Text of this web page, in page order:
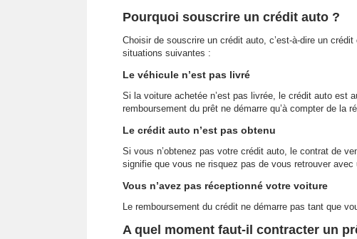
Pourquoi souscrire un crédit auto ?
Choisir de souscrire un crédit auto, c’est-à-dire un
situations suivantes :
Le véhicule n’est pas livré
Si la voiture achetée n’est pas livrée, le crédit auto est
remboursement du prêt ne démarre qu’à compter de la
Le crédit auto n’est pas obtenu
Si vous n’obtenez pas votre crédit auto, le contrat de
signifie que vous ne risquez pas de vous retrouver
Vous n’avez pas réceptionné votre voiture
Le remboursement du crédit ne démarre pas tant que
A quel moment faut-il contracter un